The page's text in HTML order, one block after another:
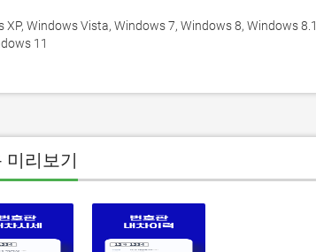
XP, Windows Vista, Windows 7, Windows 8, Windows 8.1
11
미리보기